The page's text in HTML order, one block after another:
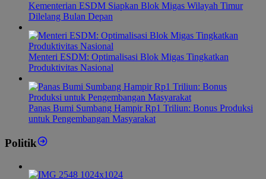
Kementerian ESDM Siapkan Blok Migas Wilayah Timur
Dilelang Bulan Depan
Menteri ESDM: Optimalisasi Blok Migas Tingkatkan
Produktivitas Nasional
Panas Bumi Sumbang Hampir Rp1 Triliun: Bonus Produksi
untuk Pengembangan Masyarakat
Politik